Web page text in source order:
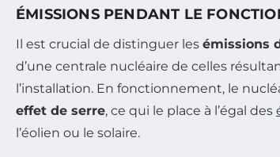
ÉMISSIONS PENDANT LE
Il est crucial de distinguer les émissions
d’une centrale nucléaire de celles
l’installation. En fonctionnement, le
effet de serre, ce qui le place à l’égal des
l’éolien ou le solaire.